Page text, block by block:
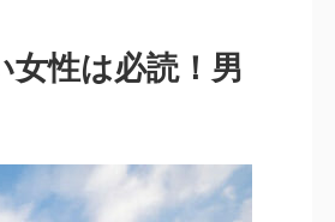
性は必読！男